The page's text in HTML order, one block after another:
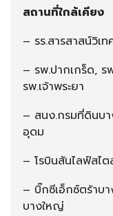
สถานที่ใกล้เคียง
– รร.สารสาสน์วิเท
– รพ.ปากเกร็ด, ร
รพ.เจ้าพระยา
– สนง.กรมที่ดินบ
อุดม
– โรบินสันไลฟ์สไ
– บิ๊กซีเอ็กซ์ตร้าบ
บางใหญ่